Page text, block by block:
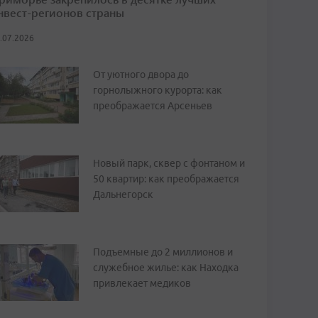
регионов страны
От уютного двора до
горнолыжного курорта: как
преображается Арсеньев
Новый парк, сквер с фонтаном и
50 квартир: как преображается
Дальнегорск
Подъемные до 2 миллионов и
служебное жилье: как Находка
привлекает медиков